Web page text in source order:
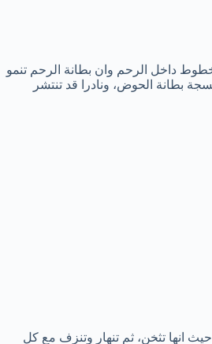
داخل الرحم وان بطانة الرحم تنمو
بطانة الحوض، ونادرا قد تنتشر
انها تثخن، ثم تنهار وتنزف مع كل